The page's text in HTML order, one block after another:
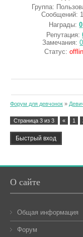
Группа:
Сообщений:
Награды:0
Репутация:
Замечания:
Статус:
Форум для девчонок »
Страница 3 из 3 « 1
О сайте
Общая информация
Форум